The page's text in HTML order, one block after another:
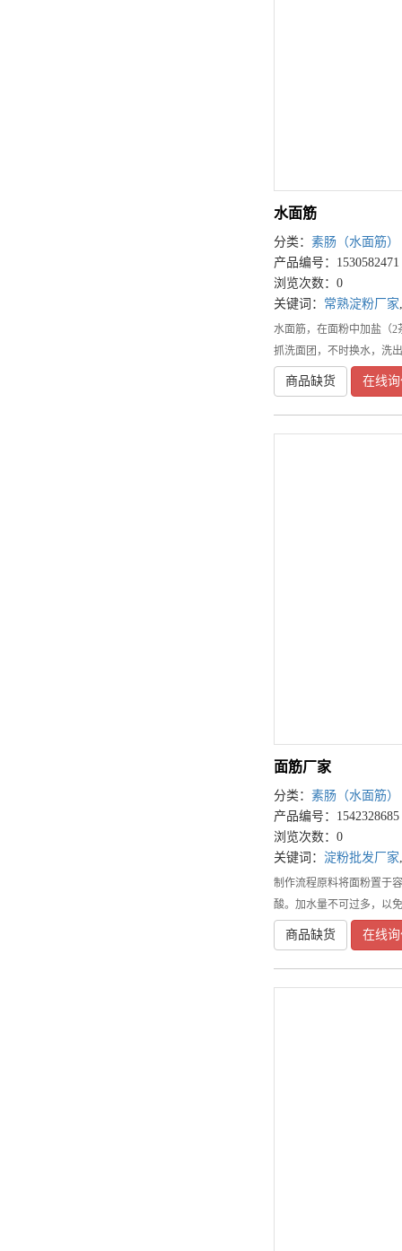
水面筋
分类： 素肠（水面筋）
产品编号：1530582471
浏览次数：0
关键词： 常熟淀粉厂家,
水面筋，在面粉中加盐（
抓洗面团，不时换水，洗
商品缺货 在线
面筋厂家
分类： 素肠（水面筋）
产品编号：1542328685
浏览次数：0
关键词： 淀粉批发厂家,
制作流程原料将面粉置于
酸。加水量不可过多，以
商品缺货 在线